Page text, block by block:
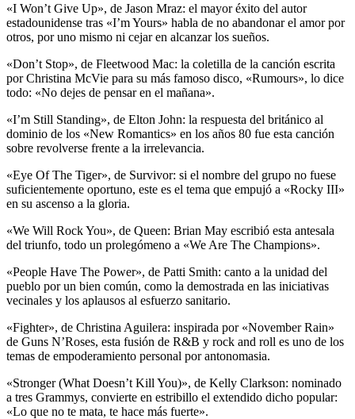
«I Won’t Give Up», de Jason Mraz: el mayor éxito del autor
estadounidense tras «I’m Yours» habla de no abandonar el amor por
otros, por uno mismo ni cejar en alcanzar los sueños.
«Don’t Stop», de Fleetwood Mac: la coletilla de la canción escrita
por Christina McVie para su más famoso disco, «Rumours», lo dice
todo: «No dejes de pensar en el mañana».
«I’m Still Standing», de Elton John: la respuesta del británico al
dominio de los «New Romantics» en los años 80 fue esta canción
sobre revolverse frente a la irrelevancia.
«Eye Of The Tiger», de Survivor: si el nombre del grupo no fuese
suficientemente oportuno, este es el tema que empujó a «Rocky III»
en su ascenso a la gloria.
«We Will Rock You», de Queen: Brian May escribió esta antesala
del triunfo, todo un prolegómeno a «We Are The Champions».
«People Have The Power», de Patti Smith: canto a la unidad del
pueblo por un bien común, como la demostrada en las iniciativas
vecinales y los aplausos al esfuerzo sanitario.
«Fighter», de Christina Aguilera: inspirada por «November Rain»
de Guns N’Roses, esta fusión de R&B y rock and roll es uno de los
temas de empoderamiento personal por antonomasia.
«Stronger (What Doesn’t Kill You)», de Kelly Clarkson: nominado
a tres Grammys, convierte en estribillo el extendido dicho popular:
«Lo que no te mata, te hace más fuerte».